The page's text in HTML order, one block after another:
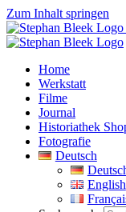
Zum Inhalt springen
Home
Werkstatt
Filme
Journal
Historiathek
Fotografie
Deutsch
English